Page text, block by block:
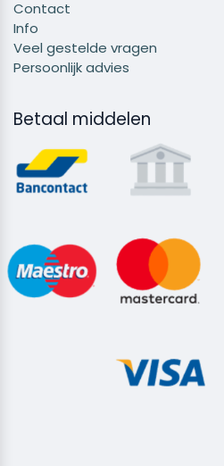
Contact
Info
Veel gestelde vragen
Persoonlijk advies
Betaal middelen